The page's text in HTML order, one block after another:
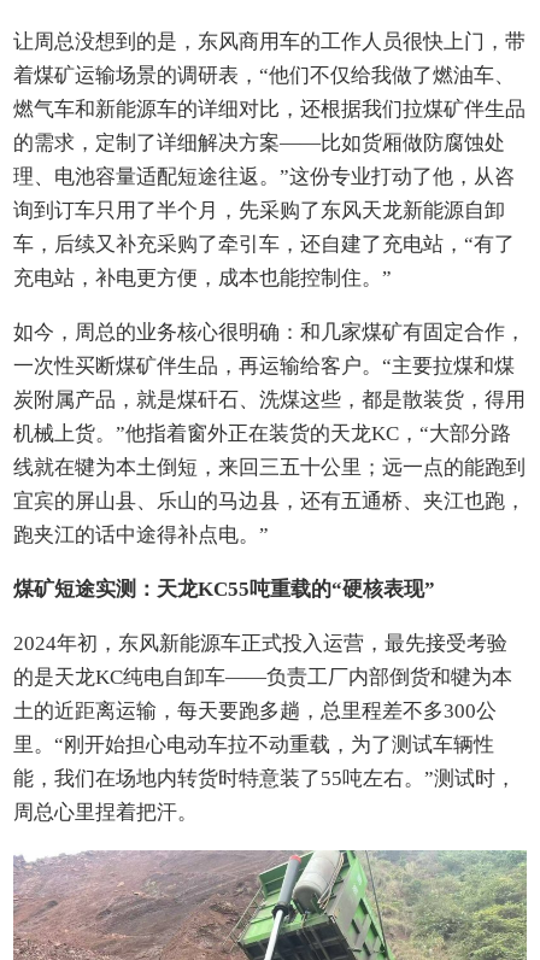
让周总没想到的是，东风商用车的工作人员很快上门，带
着煤矿运输场景的调研表，“他们不仅给我做了燃油车、
燃气车和新能源车的详细对比，还根据我们拉煤矿伴生品
的需求，定制了详细解决方案——比如货厢做防腐蚀处
理、电池容量适配短途往返。”这份专业打动了他，从咨
询到订车只用了半个月，先采购了东风天龙新能源自卸
车，后续又补充采购了牵引车，还自建了充电站，“有了
充电站，补电更方便，成本也能控制住。”
如今，周总的业务核心很明确：和几家煤矿有固定合作，
一次性买断煤矿伴生品，再运输给客户。“主要拉煤和煤
炭附属产品，就是煤矸石、洗煤这些，都是散装货，得用
机械上货。”他指着窗外正在装货的天龙KC，“大部分路
线就在犍为本土倒短，来回三五十公里；远一点的能跑到
宜宾的屏山县、乐山的马边县，还有五通桥、夹江也跑，
跑夹江的话中途得补点电。”
煤矿短途实测：天龙KC55吨重载的“硬核表现”
2024年初，东风新能源车正式投入运营，最先接受考验
的是天龙KC纯电自卸车——负责工厂内部倒货和犍为本
土的近距离运输，每天要跑多趟，总里程差不多300公
里。“刚开始担心电动车拉不动重载，为了测试车辆性
能，我们在场地内转货时特意装了55吨左右。”测试时，
周总心里捏着把汗。